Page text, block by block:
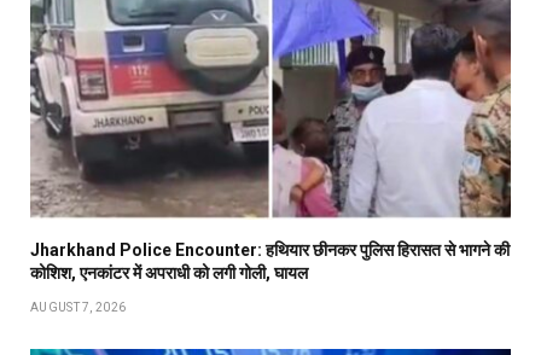
Jharkhand Police Encounter: हथियार छीनकर पुलिस हिरासत से भागने की
कोशिश, एनकांटर में अपराधी को लगी गोली, घायल
AUGUST 7, 2026